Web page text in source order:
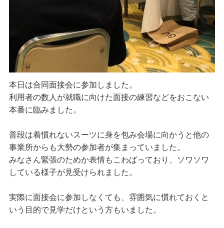
本日は合同面接会に参加しました。
利用者の数人が就職に向けた面接の練習などをおこない
本番に臨みました。
普段は着慣れないスーツに身を包み会場に向かうと他の
事業所からも大勢の参加者が集まっていました。
みなさん緊張のためか表情もこわばっており、ソワソワ
している様子が見受けられました。
実際に面接会に参加しなくても、雰囲気に慣れておくと
いう目的で見学だけという方もいました。